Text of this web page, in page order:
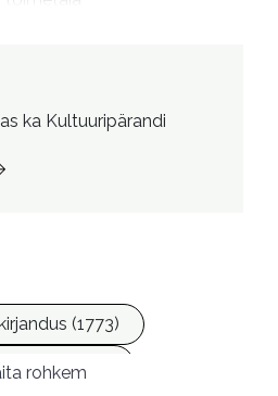
ka Kultuuripärandi
(1773)
(4254)
rohkem